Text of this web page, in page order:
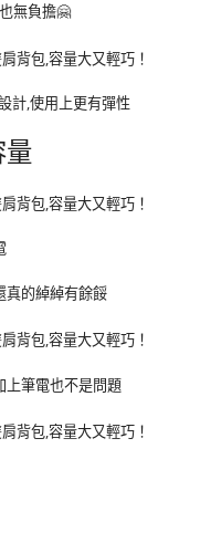
無負擔🤗
計,使用上更有彈性
量
真的綽綽有餘餒
上筆電也不是問題